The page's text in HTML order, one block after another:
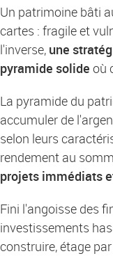
Un patrimoine bâti
cartes : fragile et
l'inverse, une
pyramide solide où
La pyramide du
accumuler de
selon leurs
rendement au
projets immédiats
Fini l'angoisse des
investissements
construire, étage